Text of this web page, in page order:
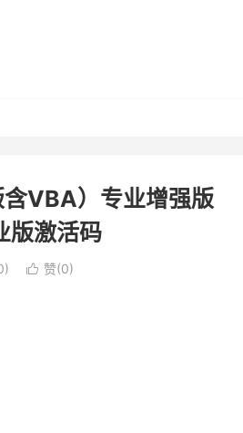
VBA）专业增强版
版激活码
 赞(0)